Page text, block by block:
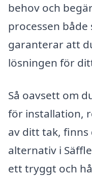
behov och
processen
garanterar att
lösningen för
Så oavsett om
för installation,
av ditt tak,
alternativ i
ett tryggt och